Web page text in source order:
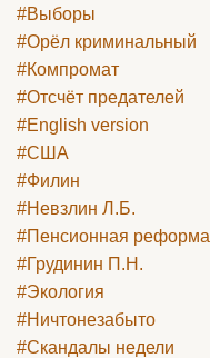
#Выборы
#Орёл криминальный
#Компромат
#Отсчёт предателей
#English version
#США
#Филин
#Невзлин Л.Б.
#Пенсионная реформа
#Грудинин П.Н.
#Экология
#Ничтонезабыто
#Скандалы недели